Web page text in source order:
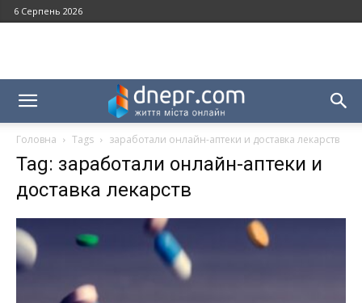
6 Серпень 2026
Головна Tags заработали онлайн-аптеки и доставка лекарств
Tag: заработали онлайн-аптеки и
доставка лекарств